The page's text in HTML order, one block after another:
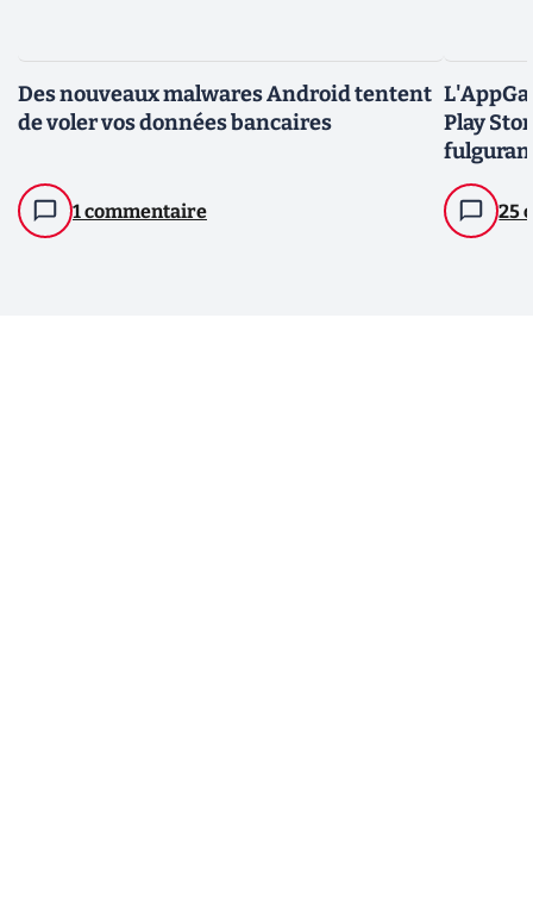
Des nouveaux malwares Android tentent
de voler vos données bancaires
1 commentaire
Play
25